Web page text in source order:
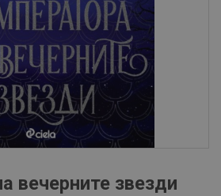
вечерните звезди